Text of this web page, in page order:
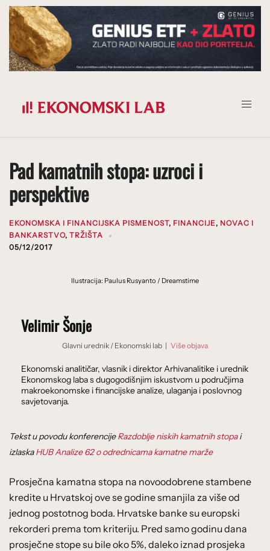
Prijeđi
na
sadržaj
Pad kamatnih stopa: uzroci i
perspektive
EKONOMSKA I FINANCIJSKA PISMENOST, FINANCIJE, NOVAC I
BANKARSTVO, TRŽIŠTA
05/12/2017
Ilustracija: Paulus Rusyanto / Dreamstime
Velimir Šonje
Glavni urednik / Ekonomski lab | Više objava
Ekonomski analitičar, vlasnik i direktor Arhivanalitike i urednik
Ekonomskog laba s dugogodišnjim iskustvom u područjima
makroekonomske i financijske analize, ulaganja i poslovnog
savjetovanja.
Tekst u povodu konferencijeRazdoblje niskih kamatnih stopai
izlaskaHUB Analize 62 o odrednicama kamatne marže
Prosječna kamatna stopa na novoodobrene stambene
kredite u Hrvatskoj ove se godine smanjila za više od
jednog postotnog boda. Hrvatske banke su europski
rekorderi prema tom kriteriju. Pred samo godinu dana
prosječne stope su bile oko 5%, daleko iznad prosjeka